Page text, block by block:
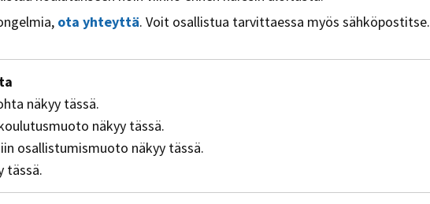
ota yhteyttä. Voit osallistua tarvittaessa myös sähköpostitse.
näkyy tässä.
näkyy tässä.
osallistumismuoto näkyy tässä.
tässä.